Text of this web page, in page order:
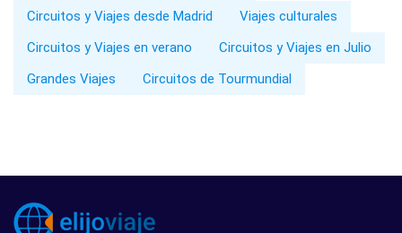
Circuitos y Viajes desde Madrid
Viajes culturales
Circuitos y Viajes en verano
Circuitos y Viajes en Julio
Grandes Viajes
Circuitos de Tourmundial